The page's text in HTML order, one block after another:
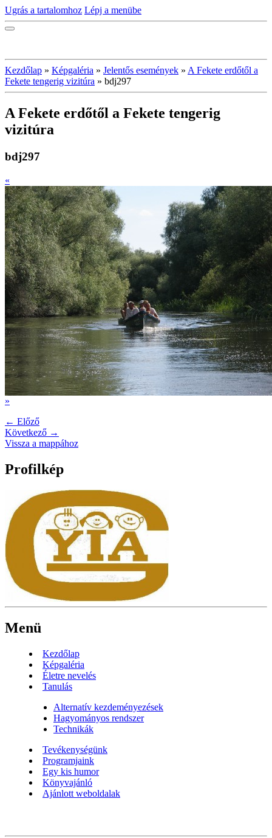
Ugrás a tartalomhoz Lépj a menübe
Kezdőlap » Képgaléria » Jelentős események » A Fekete erdőtől a
Fekete tengerig vizitúra » bdj297
A Fekete erdőtől a Fekete tengerig
vizitúra
bdj297
«
»
← Előző
Következő →
Vissza a mappához
Profilkép
Menü
Kezdőlap
Képgaléria
Életre nevelés
Tanulás
Alternatív kezdeményezések
Hagyományos rendszer
Technikák
Tevékenységünk
Programjaink
Egy kis humor
Könyvajánló
Ajánlott weboldalak